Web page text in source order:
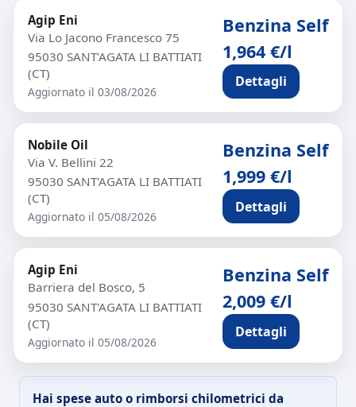
Agip Eni
Via Lo Jacono Francesco 75
95030 SANT'AGATA LI BATTIATI
(CT)
Aggiornato il 03/08/2026
Benzina Self
1,964 €/l
Dettagli
Nobile Oil
Via V. Bellini 22
95030 SANT'AGATA LI BATTIATI
(CT)
Aggiornato il 05/08/2026
Benzina Self
1,999 €/l
Dettagli
Agip Eni
Barriera del Bosco, 5
95030 SANT'AGATA LI BATTIATI
(CT)
Aggiornato il 05/08/2026
Benzina Self
2,009 €/l
Dettagli
Hai spese auto o rimborsi chilometrici da